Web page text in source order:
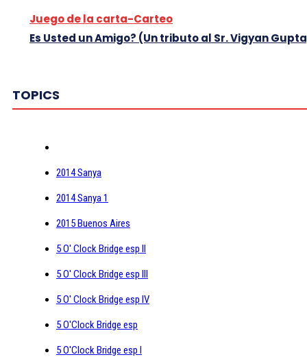
Juego de la carta-Carteo
Es Usted un Amigo? (Un tributo al Sr. Vigyan
TOPICS
2014 Sanya
2014 Sanya 1
2015 Buenos Aires
5 O' Clock Bridge esp II
5 O' Clock Bridge esp III
5 O' Clock Bridge esp IV
5 O'Clock Bridge esp
5 O'Clock Bridge esp I